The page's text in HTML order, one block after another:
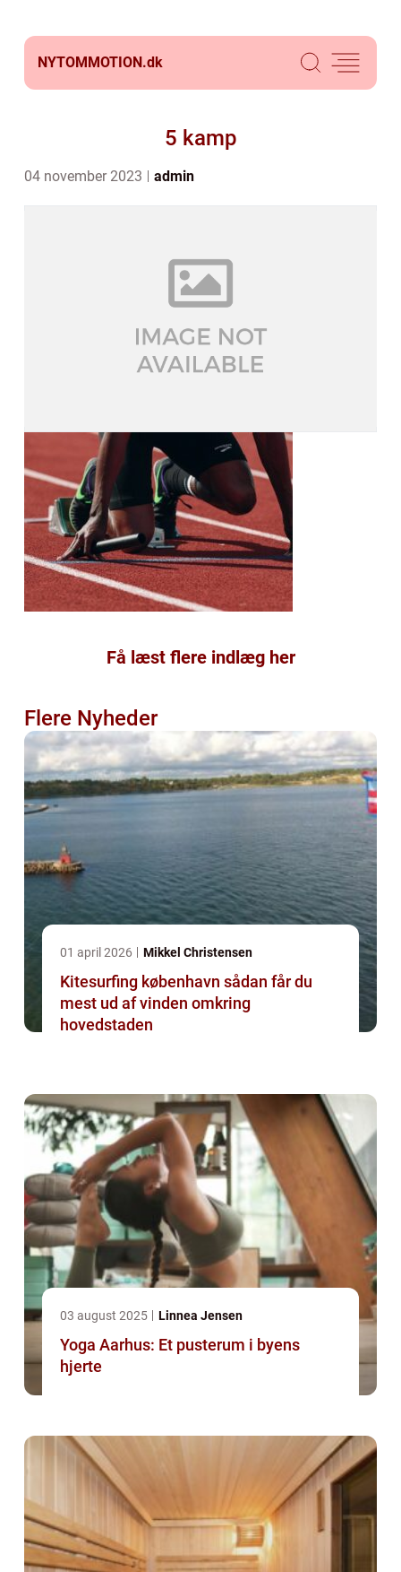
NYTOMMOTION.dk
5 kamp
04 november 2023 admin
Få læst flere indlæg her
Flere Nyheder
01 april 2026 Mikkel Christensen
Kitesurfing københavn sådan får du
mest ud af vinden omkring
hovedstaden
03 august 2025 Linnea Jensen
Yoga Aarhus: Et pusterum i byens
hjerte